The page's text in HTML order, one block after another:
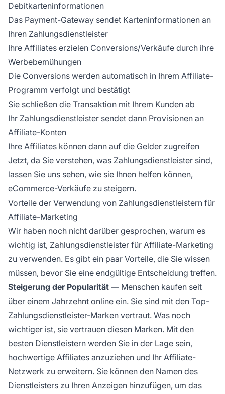
Debitkarteninformationen
Das Payment-Gateway sendet Karteninformationen an
Ihren Zahlungsdienstleister
Ihre Affiliates erzielen Conversions/Verkäufe durch ihre
Werbebemühungen
Die Conversions werden automatisch in Ihrem Affiliate-
Programm verfolgt und bestätigt
Sie schließen die Transaktion mit Ihrem Kunden ab
Ihr Zahlungsdienstleister sendet dann Provisionen an
Affiliate-Konten
Ihre Affiliates können dann auf die Gelder zugreifen
Jetzt, da Sie verstehen, was Zahlungsdienstleister sind,
lassen Sie uns sehen, wie sie Ihnen helfen können,
eCommerce-Verkäufe zu steigern.
Vorteile der Verwendung von Zahlungsdienstleistern für
Affiliate-Marketing
Wir haben noch nicht darüber gesprochen, warum es
wichtig ist, Zahlungsdienstleister für Affiliate-Marketing
zu verwenden. Es gibt ein paar Vorteile, die Sie wissen
müssen, bevor Sie eine endgültige Entscheidung treffen.
Steigerung der Popularität — Menschen kaufen seit
über einem Jahrzehnt online ein. Sie sind mit den Top-
Zahlungsdienstleister-Marken vertraut. Was noch
wichtiger ist, sie vertrauen diesen Marken. Mit den
besten Dienstleistern werden Sie in der Lage sein,
hochwertige Affiliates anzuziehen und Ihr Affiliate-
Netzwerk zu erweitern. Sie können den Namen des
Dienstleisters zu Ihren Anzeigen hinzufügen, um das